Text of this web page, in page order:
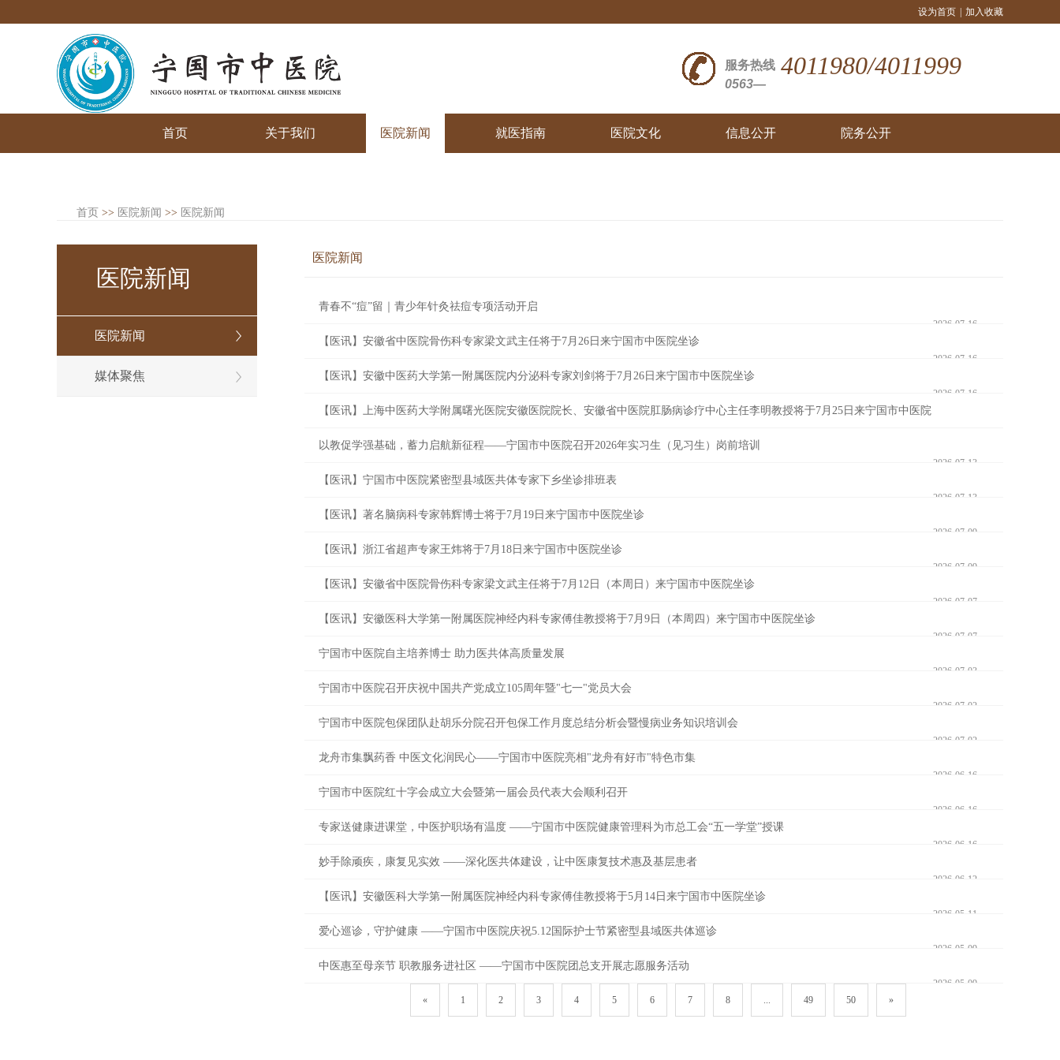
4011980/4011999
服务热线
0563—
设为首页 加入收藏
首页 关于我们 医院新闻 就医指南 医院文化 信息公开 院务公开
首页 >> 医院新闻 >> 医院新闻
医院新闻
医院新闻
媒体聚焦
医院新闻
青春不“痘”留｜青少年针灸祛痘专项活动开启
2026-07-16
【医讯】安徽省中医院骨伤科专家梁文武主任将于7月26日来宁国市中医院坐诊
2026-07-16
【医讯】安徽中医药大学第一附属医院内分泌科专家刘剑将于7月26日来宁国市中医院坐诊
2026-07-16
【医讯】上海中医药大学附属曙光医院安徽医院院长、安徽省中医院肛肠病诊疗中心主任李明教授将于7月25日来宁国市中医院
坐诊以教促学强基础，蓄力启航新征程——宁国市中医院召开2026年实习生（见习生）岗前培训
2026-07-13
【医讯】宁国市中医院紧密型县域医共体专家下乡坐诊排班表
2026-07-13
【医讯】著名脑病科专家韩辉博士将于7月19日来宁国市中医院坐诊
2026-07-09
【医讯】浙江省超声专家王炜将于7月18日来宁国市中医院坐诊
2026-07-09
【医讯】安徽省中医院骨伤科专家梁文武主任将于7月12日（本周日）来宁国市中医院坐诊
2026-07-07
【医讯】安徽医科大学第一附属医院神经内科专家傅佳教授将于7月9日（本周四）来宁国市中医院坐诊
2026-07-07
宁国市中医院自主培养博士 助力医共体高质量发展
2026-07-03
宁国市中医院召开庆祝中国共产党成立105周年暨"七一"党员大会
2026-07-02
宁国市中医院包保团队赴胡乐分院召开包保工作月度总结分析会暨慢病业务知识培训会
2026-07-02
龙舟市集飘药香 中医文化润民心——宁国市中医院亮相"龙舟有好市"特色市集
2026-06-16
宁国市中医院红十字会成立大会暨第一届会员代表大会顺利召开
2026-06-16
专家送健康进课堂，中医护职场有温度 ——宁国市中医院健康管理科为市总工会“五一学堂”授课
2026-06-16
妙手除顽疾，康复见实效 ——深化医共体建设，让中医康复技术惠及基层患者
2026-06-12
【医讯】安徽医科大学第一附属医院神经内科专家傅佳教授将于5月14日来宁国市中医院坐诊
2026-05-11
爱心巡诊，守护健康 ——宁国市中医院庆祝5.12国际护士节紧密型县域医共体巡诊
2026-05-09
中医惠至母亲节 职教服务进社区 ——宁国市中医院团总支开展志愿服务活动
2026-05-09
«
1 2 3 4 5 6 7 8 ... 49 50 »